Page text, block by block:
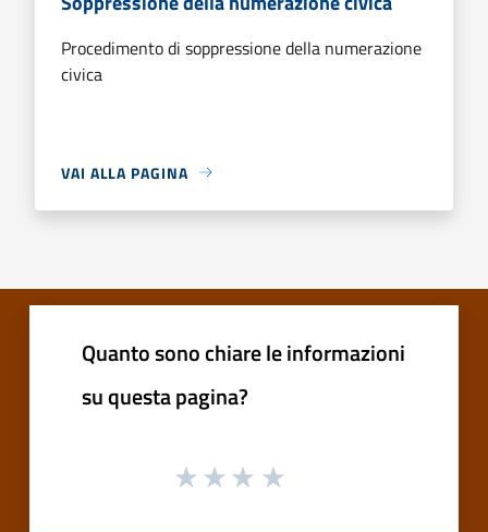
Procedimento di soppressione della numerazione
civica
VAI ALLA PAGINA
Quanto sono chiare le informazioni
su questa pagina?